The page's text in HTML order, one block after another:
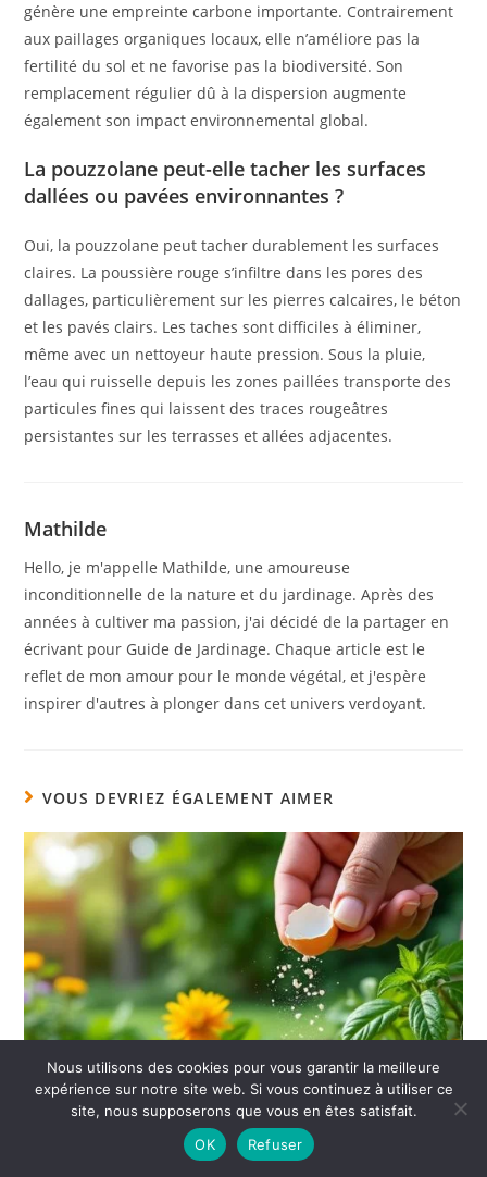
génère une empreinte carbone importante. Contrairement
aux paillages organiques locaux, elle n’améliore pas la
fertilité du sol et ne favorise pas la biodiversité. Son
remplacement régulier dû à la dispersion augmente
également son impact environnemental global.
La pouzzolane peut-elle tacher les surfaces
dallées ou pavées environnantes ?
Oui, la pouzzolane peut tacher durablement les surfaces
claires. La poussière rouge s’infiltre dans les pores des
dallages, particulièrement sur les pierres calcaires, le béton
et les pavés clairs. Les taches sont difficiles à éliminer,
même avec un nettoyeur haute pression. Sous la pluie,
l’eau qui ruisselle depuis les zones paillées transporte des
particules fines qui laissent des traces rougeâtres
persistantes sur les terrasses et allées adjacentes.
Mathilde
Hello, je m'appelle Mathilde, une amoureuse
inconditionnelle de la nature et du jardinage. Après des
années à cultiver ma passion, j'ai décidé de la partager en
écrivant pour Guide de Jardinage. Chaque article est le
reflet de mon amour pour le monde végétal, et j'espère
inspirer d'autres à plonger dans cet univers verdoyant.
VOUS DEVRIEZ ÉGALEMENT AIMER
Nous utilisons des cookies pour vous garantir la meilleure
expérience sur notre site web. Si vous continuez à utiliser ce
site, nous supposerons que vous en êtes satisfait.
OK
Refuser